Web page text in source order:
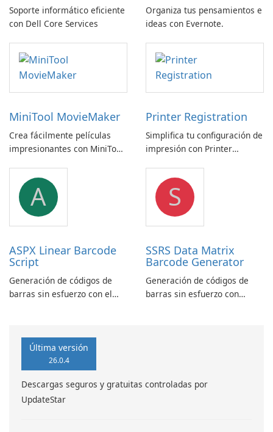
Soporte informático eficiente
con Dell Core Services
Organiza tus pensamientos e
ideas con Evernote.
MiniTool MovieMaker
Crea fácilmente películas
impresionantes con MiniTool
Printer Registration
Simplifica tu configuración de
impresión con Printer
A
ASPX Linear Barcode
Script
Generación de códigos de
barras sin esfuerzo con el
S
SSRS Data Matrix
Barcode Generator
Generación de códigos de
barras sin esfuerzo con
Última versión
26.0.4
Descargas seguros y gratuitas controladas por
UpdateStar